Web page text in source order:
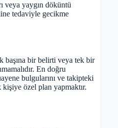
veya yaygın döküntü
tedaviyle gecikme
başına bir belirti veya tek bir
En doğru
bulgularını ve takipteki
özel plan yapmaktır.